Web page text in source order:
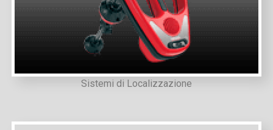
Sistemi di Localizzazione